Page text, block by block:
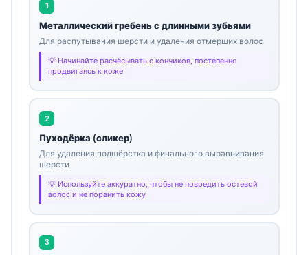
1
Металлический гребень с длинными зубьями
Для распутывания шерсти и удаления отмерших волос
Начинайте расчёсывать с кончиков, постепенно
продвигаясь к коже
2
Пуходёрка (сликер)
Для удаления подшёрстка и финального выравнивания
шерсти
Используйте аккуратно, чтобы не повредить остевой
волос и не поранить кожу
3